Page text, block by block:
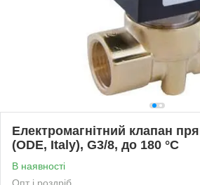
Електромагнітний клапан
(ODE, Italy), G3/8, до 180 °C
В наявності
Опт і роздріб